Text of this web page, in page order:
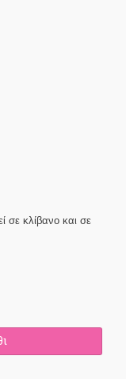
σε κλίβανο και σε